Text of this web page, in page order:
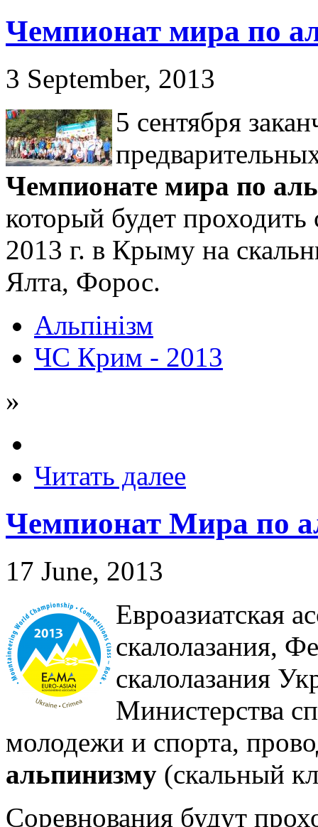
Чемпионат мира по
3 September, 2013
5 сентября
Чемпионате мира по
который будет проходить
2013 г. в Крыму на
Ялта, Форос.
Альпінізм
ЧС Крим - 2013
»
Читать далее
Чемпионат Мира по
17 June, 2013
Евроазиатская
скалолазания,
скалолазания
Министерства
молодежи и спорта,
альпинизму (скальный
Соревнования будут